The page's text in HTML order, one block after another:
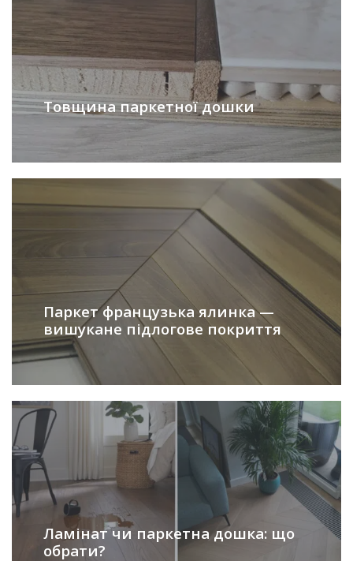
Товщина паркетної дошки
Паркет французька ялинка —
вишукане підлогове покриття
Ламінат чи паркетна дошка: що
обрати?